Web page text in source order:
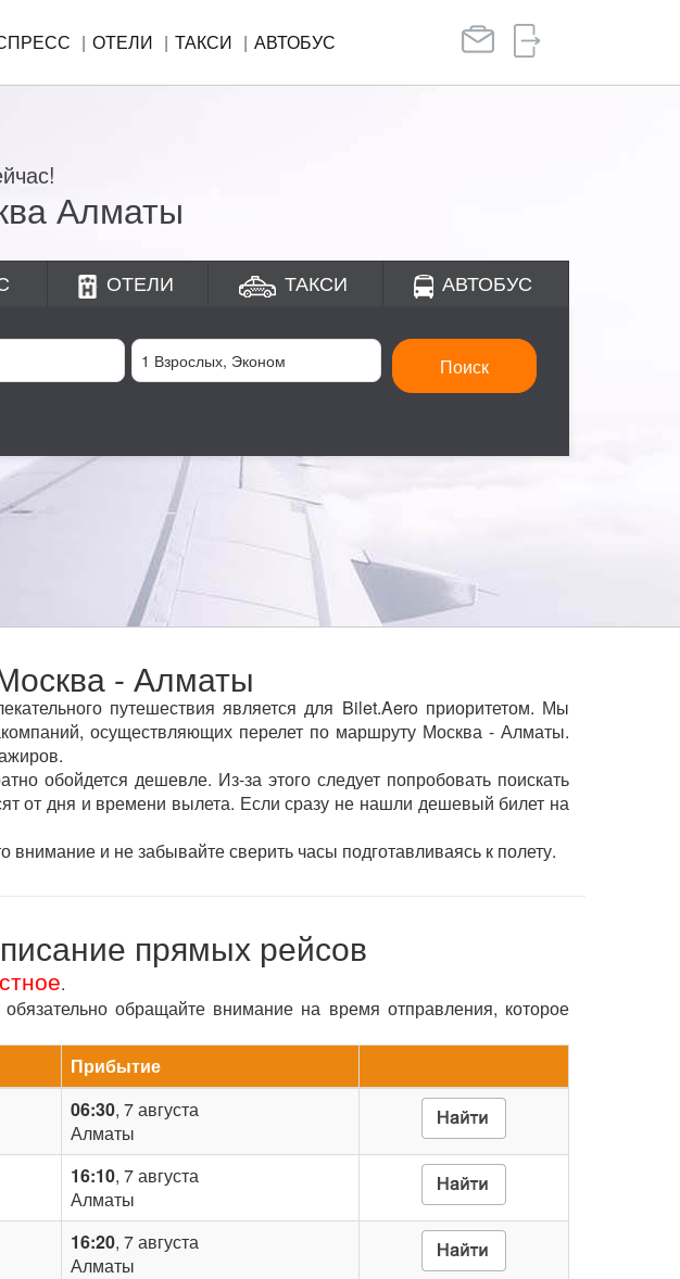
ОТЕЛИ ТАКСИ АВТОБУС
Алматы
ОТЕЛИ ТАКСИ АВТОБУС
Поиск
- Алматы
путешествия является для Bilet.Aero приоритетом. Мы
осуществляющих перелет по маршруту Москва - Алматы.
обойдется дешевле. Из-за этого следует попробовать поискать
от дня и времени вылета. Если сразу не нашли дешевый билет на
и не забывайте сверить часы подготавливаясь к полету.
прямых рейсов
.
обращайте внимание на время отправления, которое
Прибытие
06:30, 7 августа
Алматы
16:10, 7 августа
Алматы
16:20, 7 августа
Алматы